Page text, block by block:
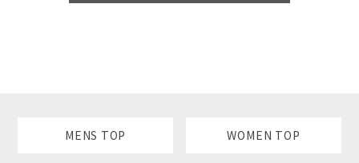
MENS TOP WOMEN TOP